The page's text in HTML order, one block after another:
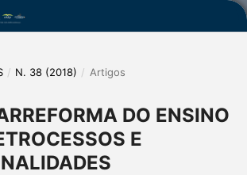
/ N. 38 (2018) / Artigos
DO ENSINO
E